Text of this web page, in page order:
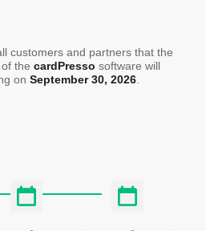
customers and partners that the
the cardPresso software will
on September 30, 2026